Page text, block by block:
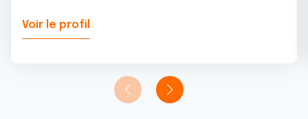
Voir le profil